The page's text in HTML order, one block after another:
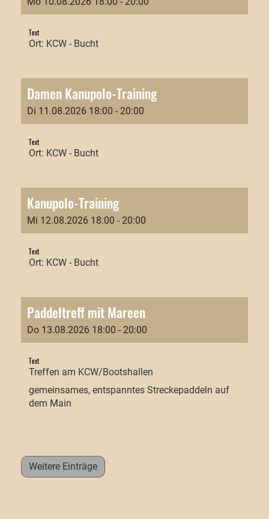
Text
Ort: KCW - Bucht
Damen Kanupolo-Training
Di 11.08.2026 18:00 - 20:00
Text
Ort: KCW - Bucht
Kanupolo-Training
Mi 12.08.2026 18:00 - 20:00
Text
Ort: KCW - Bucht
Paddeltreff mit Mareen
Do 13.08.2026 18:00 - 20:00
Text
Treffen am KCW/Bootshallen
gemeinsames, entspanntes Streckepaddeln auf
dem Main
Weitere Einträge